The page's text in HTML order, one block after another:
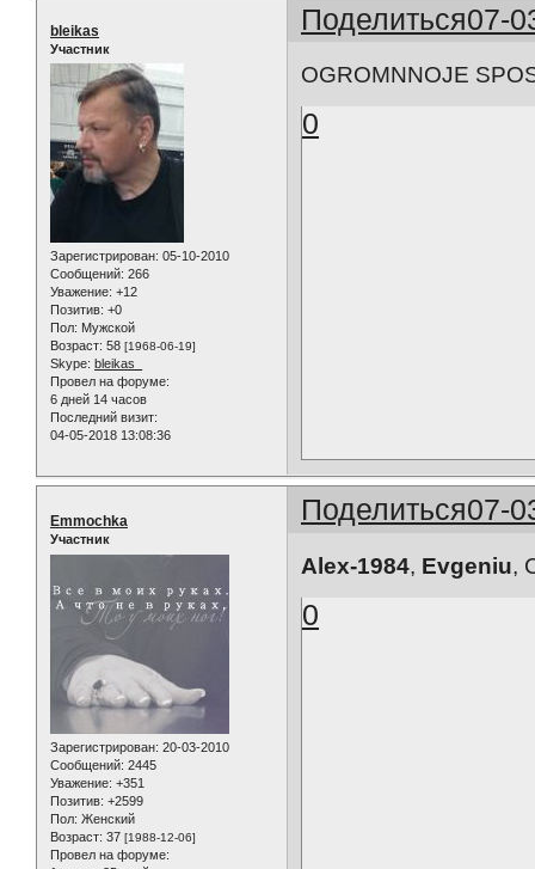
Поделиться07-
bleikas
Участник
Зарегистрирован: 05-10-2010
Сообщений: 266
Уважение: +12
Позитив: +0
Пол: Мужской
Возраст: 58 [1968-06-19]
Skype: bleikas_
Провел на форуме:
6 дней 14 часов
Последний визит:
04-05-2018 13:08:36
OGROMNNOJE
0
Поделиться07-
Emmochka
Участник
Зарегистрирован: 20-03-2010
Сообщений: 2445
Уважение: +351
Позитив: +2599
Пол: Женский
Возраст: 37 [1988-12-06]
Провел на форуме:
Alex-1984, Evgeniu,
0